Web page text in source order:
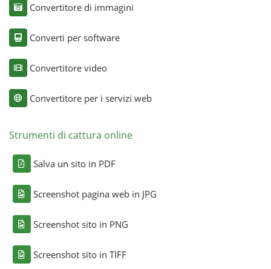
Convertitore di immagini
Converti per software
Convertitore video
Convertitore per i servizi web
Strumenti di cattura online
Salva un sito in PDF
Screenshot pagina web in JPG
Screenshot sito in PNG
Screenshot sito in TIFF